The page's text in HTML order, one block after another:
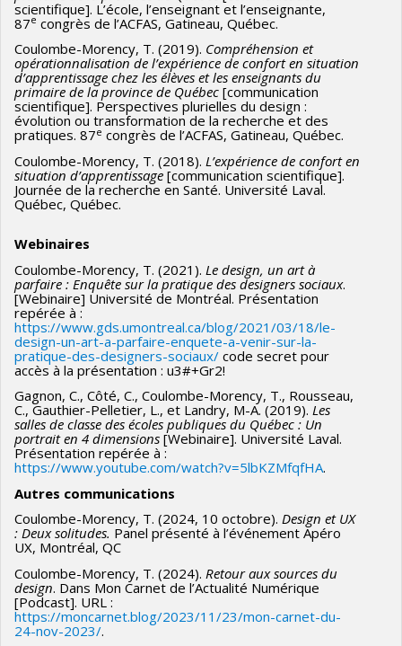
scientifique]. L’école, l’enseignant et l’enseignante,
87e congrès de l’ACFAS, Gatineau, Québec.
Coulombe-Morency, T. (2019). Compréhension et
opérationnalisation de l’expérience de confort en situation
d’apprentissage chez les élèves et les enseignants du
primaire de la province de Québec [communication
scientifique]. Perspectives plurielles du design :
évolution ou transformation de la recherche et des
pratiques. 87e congrès de l’ACFAS, Gatineau, Québec.
Coulombe-Morency, T. (2018). L’expérience de confort en
situation d’apprentissage [communication scientifique].
Journée de la recherche en Santé. Université Laval.
Québec, Québec.
Webinaires
Coulombe-Morency, T. (2021). Le design, un art à
parfaire : Enquête sur la pratique des designers sociaux.
[Webinaire] Université de Montréal. Présentation
repérée à :
https://www.gds.umontreal.ca/blog/2021/03/18/le-
design-un-art-a-parfaire-enquete-a-venir-sur-la-
pratique-des-designers-sociaux/ code secret pour
accès à la présentation : u3#+Gr2!
Gagnon, C., Côté, C., Coulombe-Morency, T., Rousseau,
C., Gauthier-Pelletier, L., et Landry, M-A. (2019). Les
salles de classe des écoles publiques du Québec : Un
portrait en 4 dimensions [Webinaire]. Université Laval.
Présentation repérée à :
https://www.youtube.com/watch?v=5lbKZMfqfHA.
Autres communications
Coulombe-Morency, T. (2024, 10 octobre). Design et UX
: Deux solitudes. Panel présenté à l’événement Apéro
UX, Montréal, QC
Coulombe-Morency, T. (2024). Retour aux sources du
design. Dans Mon Carnet de l’Actualité Numérique
[Podcast]. URL :
https://moncarnet.blog/2023/11/23/mon-carnet-du-
24-nov-2023/.